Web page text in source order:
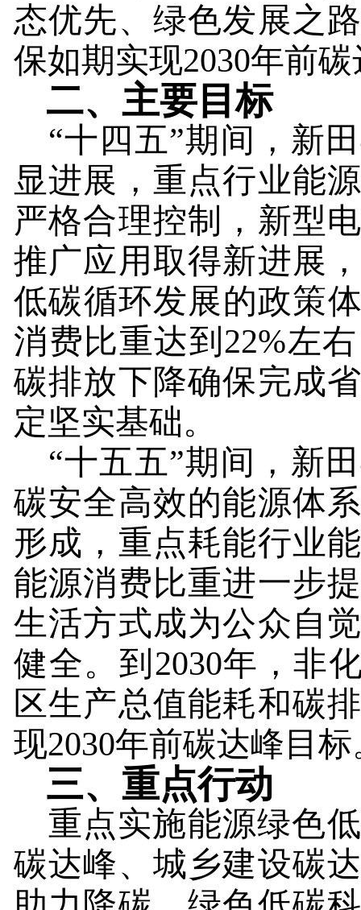
态优先、绿色发展之
保如期实现2030年前
二、主要目标
“十四五”期间，新
显进展，重点行业能
严格合理控制，新型
推广应用取得新进展
低碳循环发展的政策
消费比重达到 22%左
碳排放下降确保完成
定坚实基础。
“十五五”期间，新
碳安全高效的能源体
形成，重点耗能行业
能源消费比重进一步
生活方式成为公众自
健全。到 2030年，非
区生产总值能耗和碳
现2030年前碳达峰目标
三、重点行动
重点实施能源绿色
碳达峰、城乡建设碳